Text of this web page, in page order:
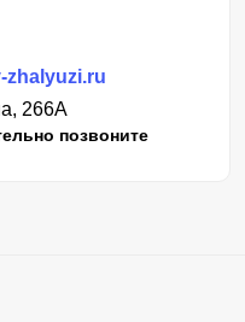
zhalyuzi.ru
266А
позвоните